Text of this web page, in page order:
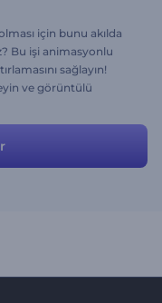
için bunu akılda
Bu işi animasyonlu
sağlayın!
ve görüntülü